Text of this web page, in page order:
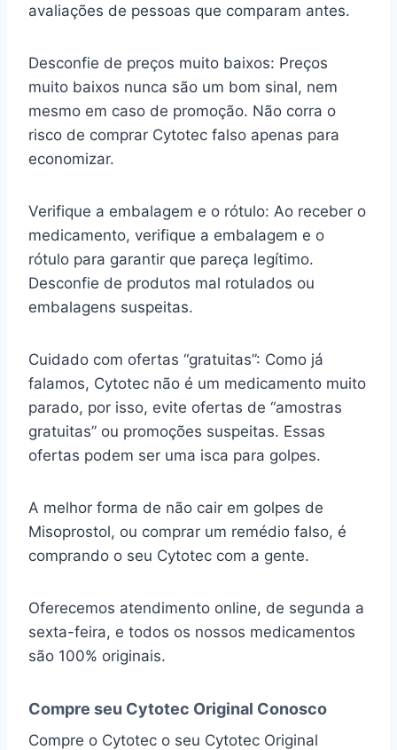
avaliações de pessoas que comparam antes.
Desconfie de preços muito baixos: Preços
muito baixos nunca são um bom sinal, nem
mesmo em caso de promoção. Não corra o
risco de comprar Cytotec falso apenas para
economizar.
Verifique a embalagem e o rótulo: Ao receber o
medicamento, verifique a embalagem e o
rótulo para garantir que pareça legítimo.
Desconfie de produtos mal rotulados ou
embalagens suspeitas.
Cuidado com ofertas “gratuitas”: Como já
falamos, Cytotec não é um medicamento muito
parado, por isso, evite ofertas de “amostras
gratuitas” ou promoções suspeitas. Essas
ofertas podem ser uma isca para golpes.
A melhor forma de não cair em golpes de
Misoprostol, ou comprar um remédio falso, é
comprando o seu Cytotec com a gente.
Oferecemos atendimento online, de segunda a
sexta-feira, e todos os nossos medicamentos
são 100% originais.
Compre seu Cytotec Original Conosco
Compre o Cytotec o seu Cytotec Original